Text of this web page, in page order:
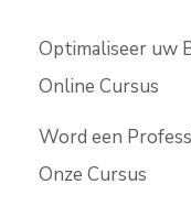
Optimaliseer uw
Online Cursus
Word een
Onze Cursus